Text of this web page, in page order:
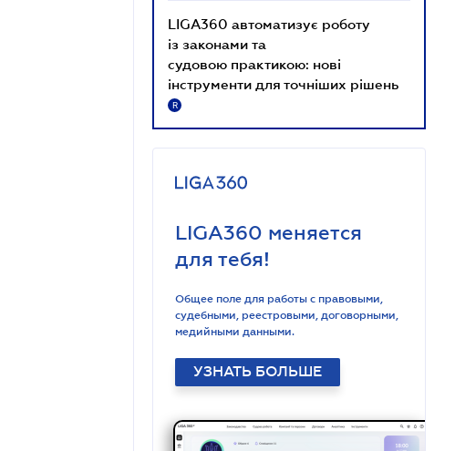
LIGA360 автоматизує роботу
із законами та
судовою практикою: нові
інструменти для точніших рішень
R
LIGA360 меняется
для тебя!
Общее поле для работы с правовыми,
судебными, реестровыми, договорными,
медийными данными.
УЗНАТЬ БОЛЬШЕ